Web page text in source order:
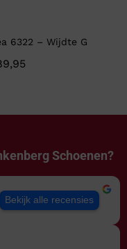
6322 – Wijdte G
Schoenen?
Bekijk alle recensies